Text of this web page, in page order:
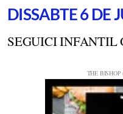
DISSABTE 6 DE
SEGUICI INFANTIL